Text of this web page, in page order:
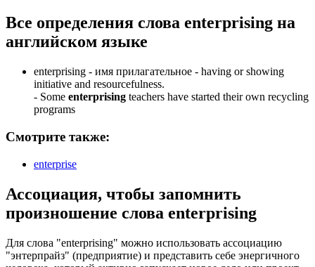
Все определения слова enterprising на
английском языке
enterprising - имя прилагательное - having or showing
initiative and resourcefulness.
- Some enterprising teachers have started their own recycling
programs
Смотрите также:
enterprise
Ассоциация, чтобы запомнить
произношение слова enterprising
Для слова "enterprising" можно использовать ассоциацию
"энтерпрайз" (предприятие) и представить себе энергичного